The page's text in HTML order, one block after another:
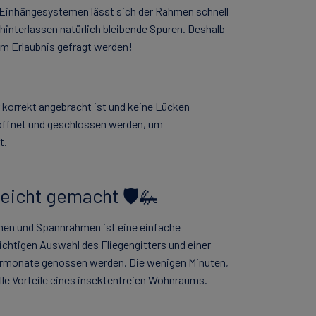
lässt sich der Rahmen schnell
natürlich bleibende Spuren. Deshalb
Erlaubnis gefragt werden!
angebracht ist und keine Lücken
und geschlossen werden, um
gemacht 🛡️🦗
und Spannrahmen ist eine einfache
Auswahl des Fliegengitters und einer
genossen werden. Die wenigen Minuten,
Vorteile eines insektenfreien Wohnraums.